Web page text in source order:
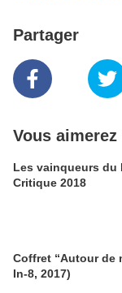
Partager
Vous aimerez
Les vainqueurs du
Critique 2018
Coffret “Autour de
In-8, 2017)